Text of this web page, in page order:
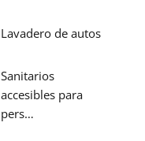
Lavadero de autos
Sanitarios
accesibles para
pers…